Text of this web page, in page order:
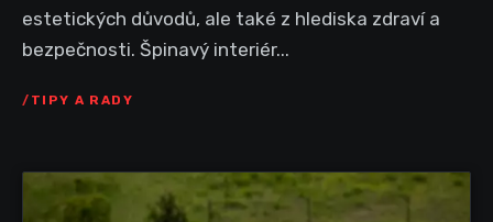
estetických důvodů, ale také z hlediska zdraví a
bezpečnosti. Špinavý interiér...
TIPY A RADY